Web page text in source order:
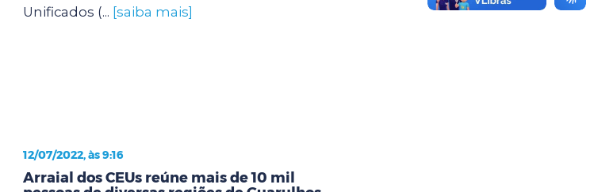
Unificados (... [saiba mais]
12/07/2022, às 9:16
Arraial dos CEUs reúne mais de 10 mil